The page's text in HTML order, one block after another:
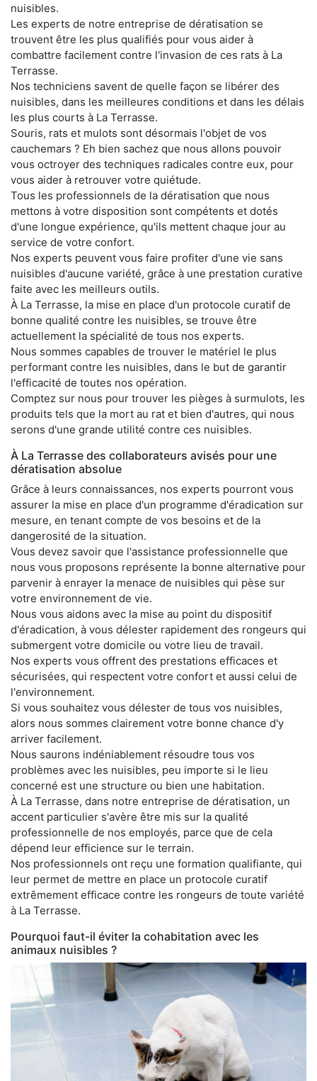
nuisibles.
Les experts de notre entreprise de dératisation se
trouvent être les plus qualifiés pour vous aider à
combattre facilement contre l'invasion de ces rats à La
Terrasse.
Nos techniciens savent de quelle façon se libérer des
nuisibles, dans les meilleures conditions et dans les délais
les plus courts à La Terrasse.
Souris, rats et mulots sont désormais l'objet de vos
cauchemars ? Eh bien sachez que nous allons pouvoir
vous octroyer des techniques radicales contre eux, pour
vous aider à retrouver votre quiétude.
Tous les professionnels de la dératisation que nous
mettons à votre disposition sont compétents et dotés
d'une longue expérience, qu'ils mettent chaque jour au
service de votre confort.
Nos experts peuvent vous faire profiter d'une vie sans
nuisibles d'aucune variété, grâce à une prestation curative
faite avec les meilleurs outils.
À La Terrasse, la mise en place d'un protocole curatif de
bonne qualité contre les nuisibles, se trouve être
actuellement la spécialité de tous nos experts.
Nous sommes capables de trouver le matériel le plus
performant contre les nuisibles, dans le but de garantir
l'efficacité de toutes nos opération.
Comptez sur nous pour trouver les pièges à surmulots, les
produits tels que la mort au rat et bien d'autres, qui nous
serons d'une grande utilité contre ces nuisibles.
À La Terrasse des collaborateurs avisés pour une
dératisation absolue
Grâce à leurs connaissances, nos experts pourront vous
assurer la mise en place d'un programme d'éradication sur
mesure, en tenant compte de vos besoins et de la
dangerosité de la situation.
Vous devez savoir que l'assistance professionnelle que
nous vous proposons représente la bonne alternative pour
parvenir à enrayer la menace de nuisibles qui pèse sur
votre environnement de vie.
Nous vous aidons avec la mise au point du dispositif
d'éradication, à vous délester rapidement des rongeurs qui
submergent votre domicile ou votre lieu de travail.
Nos experts vous offrent des prestations efficaces et
sécurisées, qui respectent votre confort et aussi celui de
l'environnement.
Si vous souhaitez vous délester de tous vos nuisibles,
alors nous sommes clairement votre bonne chance d'y
arriver facilement.
Nous saurons indéniablement résoudre tous vos
problèmes avec les nuisibles, peu importe si le lieu
concerné est une structure ou bien une habitation.
À La Terrasse, dans notre entreprise de dératisation, un
accent particulier s'avère être mis sur la qualité
professionnelle de nos employés, parce que de cela
dépend leur efficience sur le terrain.
Nos professionnels ont reçu une formation qualifiante, qui
leur permet de mettre en place un protocole curatif
extrêmement efficace contre les rongeurs de toute variété
à La Terrasse.
Pourquoi faut-il éviter la cohabitation avec les
animaux nuisibles ?